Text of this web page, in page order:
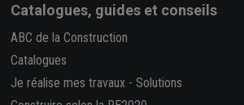
Catalogues, guides et conseils
ABC de la Construction
Catalogues
Je réalise mes travaux - Solutions